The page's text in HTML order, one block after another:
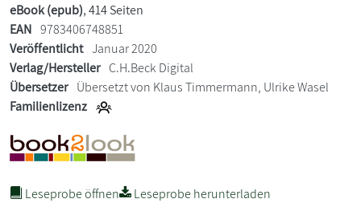
eBook (epub), 414 Seiten
EAN 9783406748851
Veröffentlicht Januar 2020
Verlag/Hersteller C.H.Beck Digital
Übersetzer Übersetzt von Klaus Timmermann, Ulrike Wasel
Familienlizenz
Leseprobe öffnen
Leseprobe herunterladen